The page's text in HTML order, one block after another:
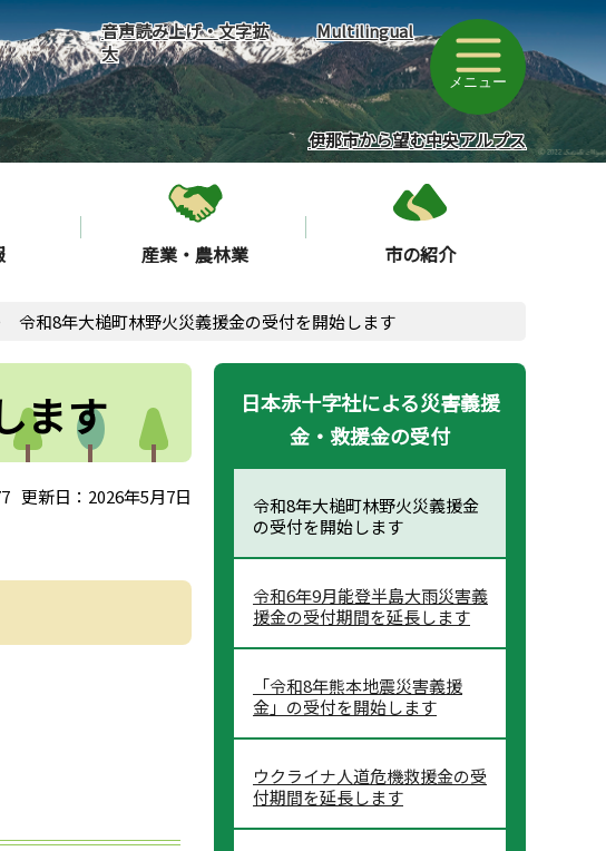
音声読み上げ・文字拡
大
Multilingual
メニュー
伊那市から望む中央アルプス
産業・農林業 市の紹介
令和8年大槌町林野火災義援金の受付を開始します
ます
更新日：2026年5月7日
日本赤十字社による災害義援
金・救援金の受付
令和8年大槌町林野火災義援金
の受付を開始します
令和6年9月能登半島大雨災害義
援金の受付期間を延長します
「令和8年熊本地震災害義援
金」の受付を開始します
ウクライナ人道危機救援金の受
付期間を延長します